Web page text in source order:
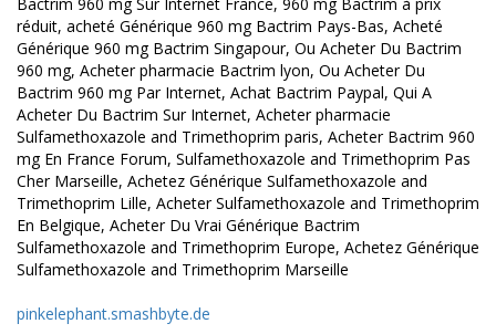
réduit, acheté Générique 960 mg Bactrim Pays-Bas, Acheté
Générique 960 mg Bactrim Singapour, Ou Acheter Du Bactrim
960 mg, Acheter pharmacie Bactrim lyon, Ou Acheter Du
Bactrim 960 mg Par Internet, Achat Bactrim Paypal, Qui A
Acheter Du Bactrim Sur Internet, Acheter pharmacie
Sulfamethoxazole and Trimethoprim paris, Acheter Bactrim 960
mg En France Forum, Sulfamethoxazole and Trimethoprim Pas
Cher Marseille, Achetez Générique Sulfamethoxazole and
Trimethoprim Lille, Acheter Sulfamethoxazole and Trimethoprim
En Belgique, Acheter Du Vrai Générique Bactrim
Sulfamethoxazole and Trimethoprim Europe, Achetez Générique
Sulfamethoxazole and Trimethoprim Marseille
pinkelephant.smashbyte.de